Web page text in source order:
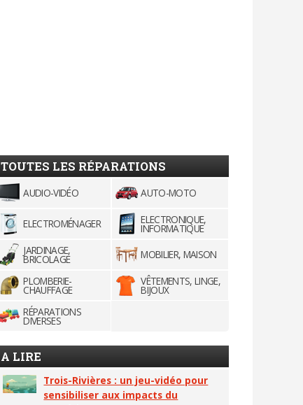
TOUTES LES RÉPARATIONS
AUDIO-VIDÉO AUTO-MOTO
ELECTROMÉNAGER ELECTRONIQUE,
INFORMATIQUE
JARDINAGE,
BRICOLAGE
MOBILIER, MAISON
PLOMBERIE-
CHAUFFAGE
VÊTEMENTS, LINGE,
BIJOUX
RÉPARATIONS
DIVERSES
A LIRE
Trois-Rivières : un jeu-vidéo pour
sensibiliser aux impacts du